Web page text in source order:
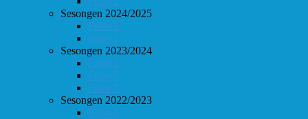
Sesongen 2024/2025
Follo 1
Follo 2
Sesongen 2023/2024
Follo 1
Follo 2
Follo 3
Sesongen 2022/2023
Follo 1